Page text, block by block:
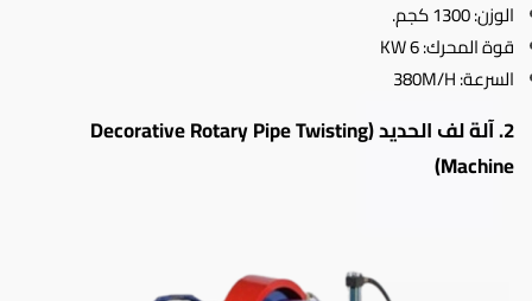
الوزن: 1300 كجم.
قوة المحرك: 6 KW
السرعة: 380M/H
2. آلة لف الحديد (Decorative Rotary Pipe Twisting
Machine)